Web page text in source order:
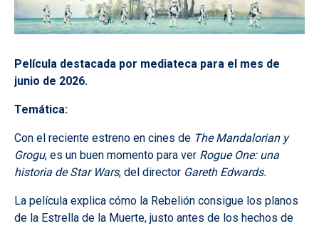
Película destacada por mediateca para el mes de
junio de 2026.
Temática:
Con el reciente estreno en cines de The Mandalorian y
Grogu, es un buen momento para ver Rogue One: una
historia de Star Wars, del director Gareth Edwards.
La película explica cómo la Rebelión consigue los planos
de la Estrella de la Muerte, justo antes de los hechos de